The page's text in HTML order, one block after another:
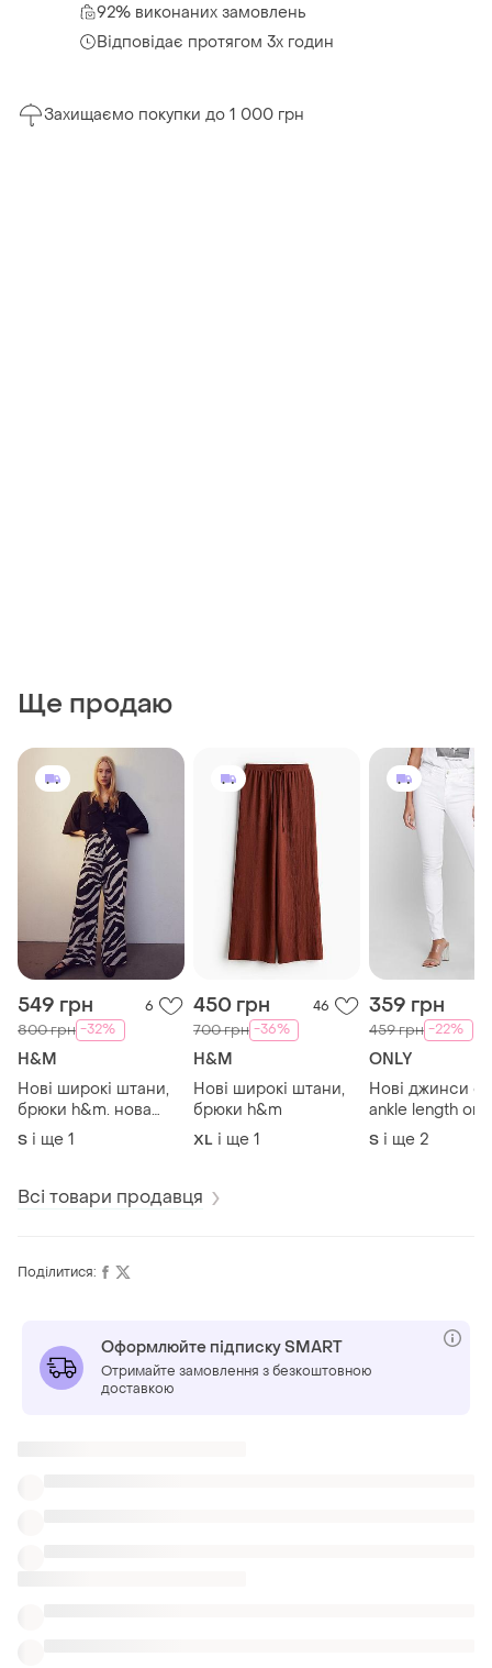
92% виконаних замовлень
Відповідає протягом 3х годин
Захищаємо покупки до 1 000 грн
Ще продаю
549 грн 6
800 грн -32%
H&M
Нові широкі штани,
брюки h&m. нова
колекція!
S і ще 1
450 грн 46
700 грн -36%
H&M
Нові широкі штани,
брюки h&m
XL і ще 1
359 грн
459 грн -22%
ONLY
Нові джинси
ankle length only
S і ще 2
Всі товари продавця
Поділитися:
Оформлюйте підписку SMART
Отримайте замовлення з безкоштовною
доставкою